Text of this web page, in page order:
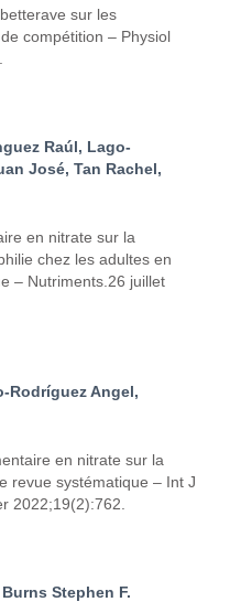
sur les
compétition – Physiol
Raúl, Lago-
José, Tan Rachel,
en nitrate sur la
chez les adultes en
– Nutriments.26 juillet
Rodríguez Angel,
en nitrate sur la
revue systématique – Int J
2022;19(2):762.
Stephen F.